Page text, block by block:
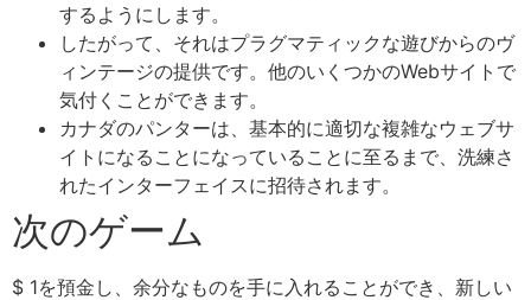
するようにします。
したがって、それはプラグマティックな遊びからのヴ
ィンテージの提供です。他のいくつかのWebサイトで
気付くことができます。
カナダのパンターは、基本的に適切な複雑なウェブサ
イトになることになっていることに至るまで、洗練さ
れたインターフェイスに招待されます。
次のゲーム
$ 1を預金し、余分なものを手に入れることができ、新しい